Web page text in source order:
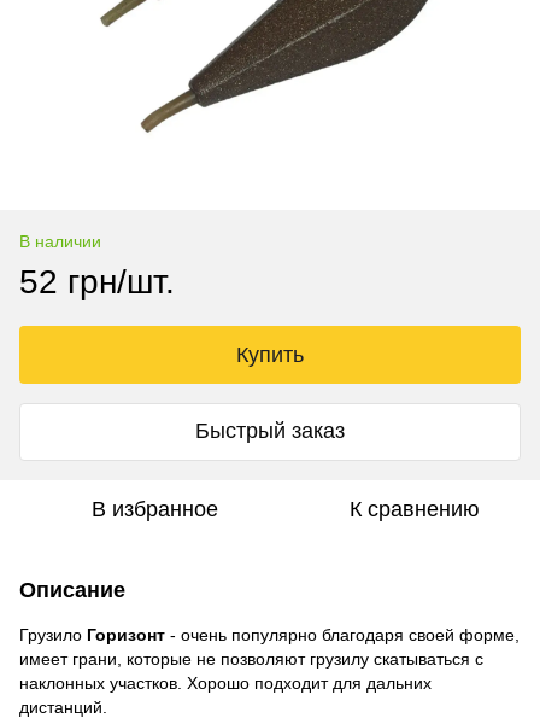
В наличии
52 грн/шт.
Купить
Быстрый заказ
В избранное К сравнению
Описание
Грузило Горизонт - очень популярно благодаря своей форме,
имеет грани, которые не позволяют грузилу скатываться с
наклонных участков. Хорошо подходит для дальних
дистанций.